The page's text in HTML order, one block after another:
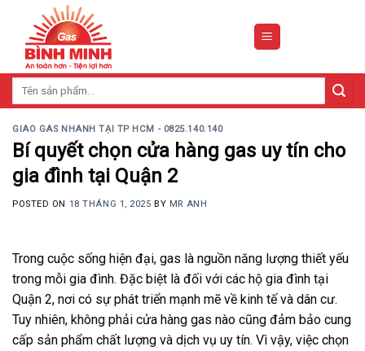
content
GIAO GAS NHANH TẠI TP HCM - 0825.140.140
Bí quyết chọn cửa hàng gas uy tín cho
gia đình tại Quận 2
POSTED ON 18 THÁNG 1, 2025 BY MR ANH
Trong cuộc sống hiện đại, gas là nguồn năng lượng thiết yếu
trong mỗi gia đình. Đặc biệt là đối với các hộ gia đình tại
Quận 2, nơi có sự phát triển mạnh mẽ về kinh tế và dân cư.
Tuy nhiên, không phải cửa hàng gas nào cũng đảm bảo cung
cấp sản phẩm chất lượng và dịch vụ uy tín. Vì vậy, việc chọn